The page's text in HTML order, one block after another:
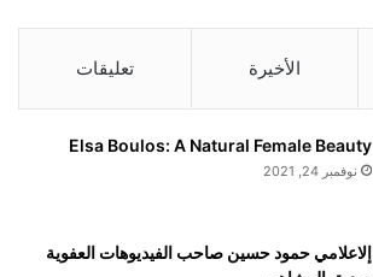
الأخيرة تعليقات
Elsa Boulos: A Natural Female Beauty
نوفمبر 24, 2021
إلاعلامي حمود حسين صاحب الفيديوهات العفوية